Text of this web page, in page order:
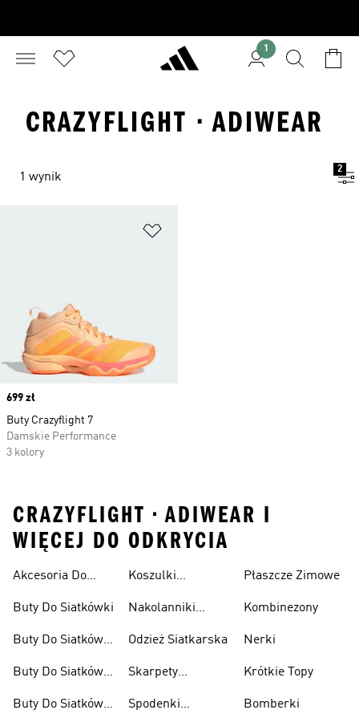
1
CRAZYFLIGHT · ADIWEAR
1 wynik
2
Price
699 zł
Buty Crazyflight 7
Damskie Performance
3 kolory
CRAZYFLIGHT • ADIWEAR I
WIĘCEJ DO ODKRYCIA
Akcesoria Do
Buty Do Siatkówki
Buty Do Siatkówki
Buty Do Siatkówki
Buty Do Siatkówki
Koszulki
Damskie
Nakolanniki
Odzież Siatkarska
Skarpety
Spodenki
Damskie
Płaszcze Zimowe
Kombinezony
Nerki
Krótkie Topy
Bomberki